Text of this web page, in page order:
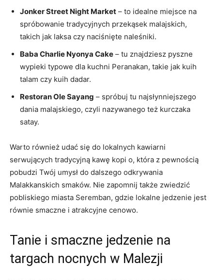
Jonker Street Night Market – to idealne miejsce na
spróbowanie tradycyjnych przekąsek malajskich,
takich jak laksa czy naciśnięte naleśniki.
Baba Charlie Nyonya Cake – tu znajdziesz pyszne
wypieki typowe dla kuchni Peranakan, takie jak kuih
talam czy kuih dadar.
Restoran Ole Sayang – spróbuj tu najsłynniejszego
dania malajskiego, czyli nazywanego też kurczaka
satay.
Warto również udać się do lokalnych kawiarni
serwujących tradycyjną kawę kopi o, która z pewnością
pobudzi Twój umysł do dalszego odkrywania
Malakkanskich smaków. Nie zapomnij także zwiedzić
pobliskiego miasta Seremban, gdzie lokalne jedzenie jest
równie smaczne i atrakcyjne cenowo.
Tanie i smaczne jedzenie na
targach nocnych w Malezji